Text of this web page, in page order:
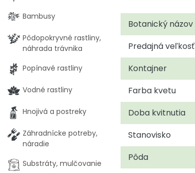
Botanický názov
Predajná veľkosť
Kontajner
Farba kvetu
Doba kvitnutia
Stanovisko
Pôda
Bambusy
Pôdopokryvné rastliny,
náhrada trávnika
Popínavé rastliny
Vodné rastliny
Hnojivá a postreky
Záhradnícke potreby,
náradie
Substráty, mulčovanie